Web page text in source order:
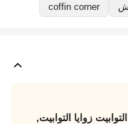
coffin corner
زوايا التوابيت,